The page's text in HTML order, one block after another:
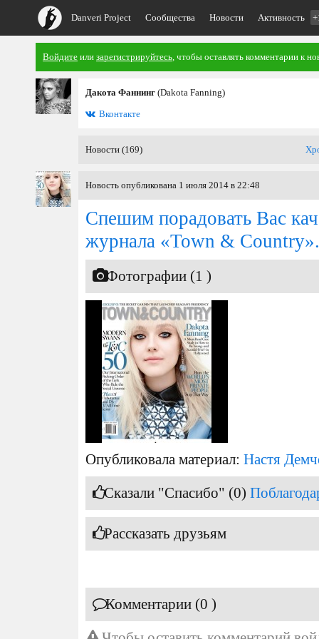
Danveri Project Сообщества Новости Активность
Войдите или зарегистрируйтесь, чтобы оставлять комментарии к
Дакота Фаннинг (Dakota Fanning)
Вконтакте
Новости (169)
Новость опубликована 1 июля 2014 в 22:48
Спешим порадовать Вас
журнала «Town & Country».
Фотографии (1 )
Опубликовала материал: Настя
Сказали "Спасибо" (0)
Рассказать друзьям
Комментарии (0 )